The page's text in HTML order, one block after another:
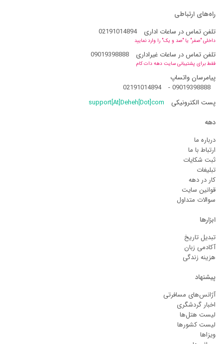
راه‌های ارتباطی
تلفن تماس در ساعات اداری
02191014894
داخلی "صفر" یا "صد و یک" را وارد نمایید
تلفن تماس در ساعات غیراداری 09019398888
فقط برای پشتیبانی سایت دهه دات کام
پیامرسان واتساپ
09019398888
-
02191014894
پست الکترونیکی
support[At]Deheh[Dot]com
دهه
درباره ما
ارتباط با ما
ثبت شکایات
تبلیغات
کار در دهه
قوانین سایت
سوالات متداول
ابزارها
تبدیل تاریخ
آکادمی زبان
هزینه زندگی
پیشنهاد
آژانس‌های مسافرتی
اخبار گردشگری
لیست هتل‌ها
لیست کشورها
ویزاها